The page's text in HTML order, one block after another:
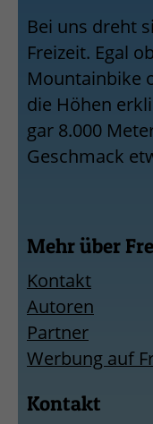
Bei uns dreht
Freizeit. Egal
Mountainbike
die Höhen
gar 8.000
Geschmack
Mehr über
Kontakt
Autoren
Partner
Werbung auf
Kontakt